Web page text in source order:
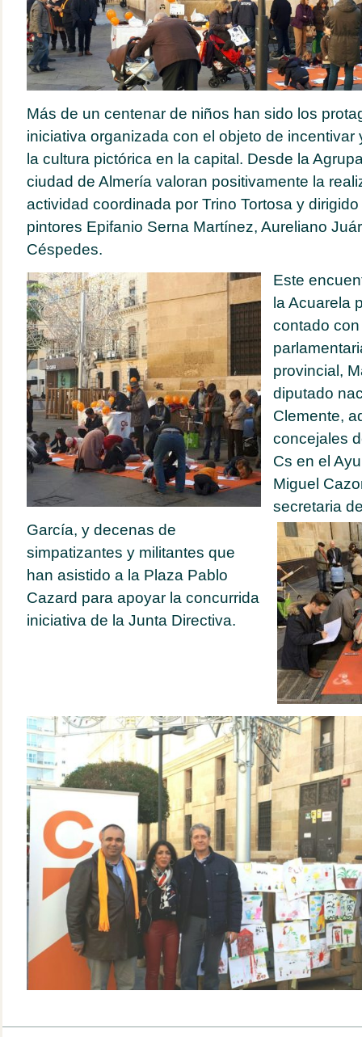
Más de un centenar de niños han sido los
iniciativa organizada con el objeto de incentivar
la cultura pictórica en la capital. Desde la
ciudad de Almería valoran positivamente la
actividad coordinada por Trino Tortosa y
pintores Epifanio Serna Martínez, Aureliano
Céspedes.
Este
la Acuarela
contado
provincial,
diputado
Clemente,
concejales
Cs en el
Miguel
secretaria
García, y decenas de
simpatizantes y militantes que
han asistido a la Plaza Pablo
Cazard para apoyar la concurrida
iniciativa de la Junta Directiva.